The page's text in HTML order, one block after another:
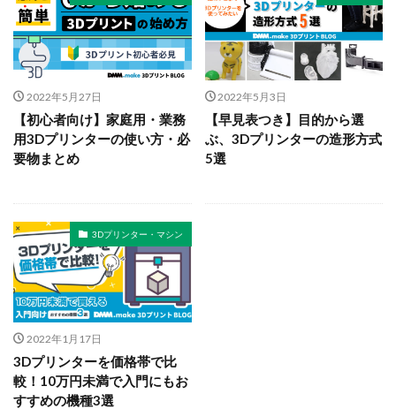
2022年5月27日
【初心者向け】家庭用・業務
用3Dプリンターの使い方・必
要物まとめ
2022年5月3日
【早見表つき】目的から選
ぶ、3Dプリンターの造形方式
5選
3Dプリンター・マシン
2022年1月17日
3Dプリンターを価格帯で比
較！10万円未満で入門にもお
すすめの機種3選